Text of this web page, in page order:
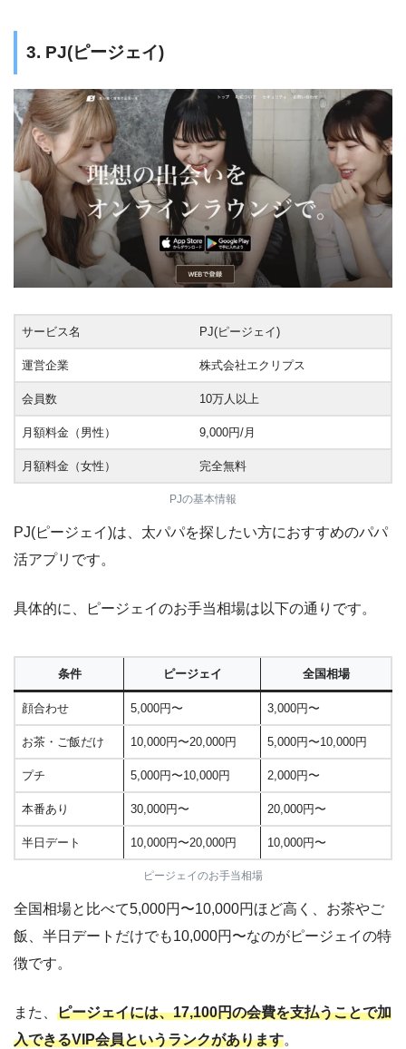
3. PJ(ピージェイ)
サービス名 PJ(ピージェイ)
運営企業 株式会社エクリプス
会員数 10万人以上
月額料金（男性） 9,000円/月
月額料金（女性） 完全無料
PJの基本情報
PJ(ピージェイ)は、太パパを探したい方におすすめのパパ
活アプリです。
具体的に、ピージェイのお手当相場は以下の通りです。
条件 ピージェイ 全国相場
顔合わせ 5,000円〜 3,000円〜
お茶・ご飯だけ 10,000円〜20,000円 5,000円〜10,000円
プチ 5,000円〜10,000円 2,000円〜
本番あり 30,000円〜 20,000円〜
半日デート 10,000円〜20,000円 10,000円〜
ピージェイのお手当相場
全国相場と比べて5,000円〜10,000円ほど高く、お茶やご
飯、半日デートだけでも10,000円〜なのがピージェイの特
徴です。
また、 ピージェイには、17,100円の会費を支払うことで加
入できるVIP会員というランクがあります。